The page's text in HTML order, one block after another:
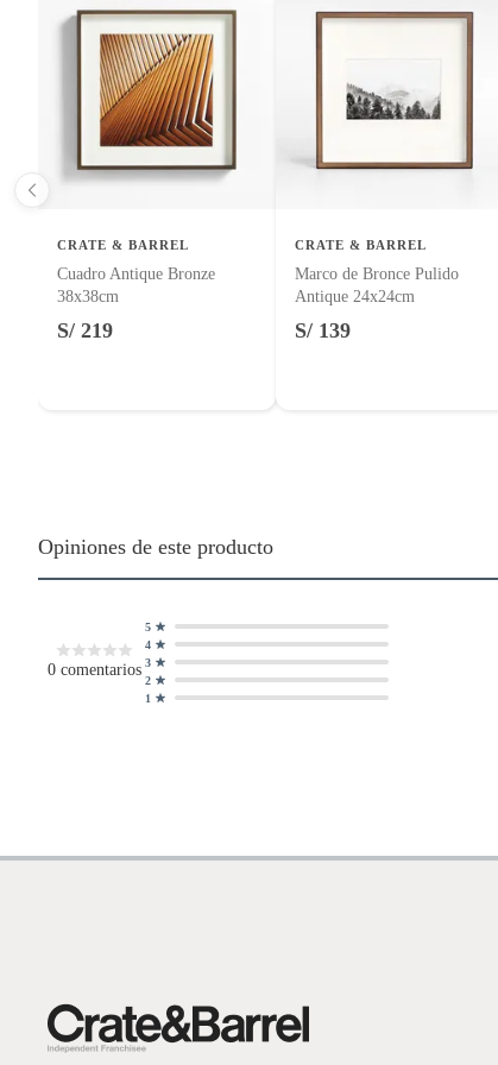
Capacidad de fotos
Licores y cigarros electrónicos.
CRATE & BARREL
Cuadro Antique Bronze
38x38cm
S/ 219
CRATE & BARREL
Marco de Bronce Pulido
Antique 24x24cm
S/ 139
Opiniones de este producto
0 comentarios
1
2
3
4
5